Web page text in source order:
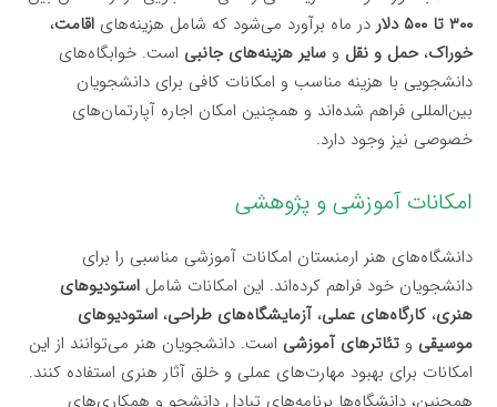
۳۰۰ تا ۵۰۰ دلار
در ماه برآورد می‌شود که شامل هزینه‌هایاقامت،
خوراک،حمل و نقل وسایر هزینه‌های جانبی است. خوابگاه‌های
دانشجویی با هزینه مناسب و امکانات کافی برای دانشجویان
بین‌المللی فراهم شده‌اند و همچنین امکان اجاره آپارتمان‌های
خصوصی نیز وجود دارد.
امکانات آموزشی و پژوهشی
دانشگاه‌های هنر ارمنستان امکانات آموزشی مناسبی را برای
دانشجویان خود فراهم کرده‌اند. این امکانات شاملاستودیوهای
هنری،کارگاه‌های عملی،آزمایشگاه‌های طراحی،استودیوهای
موسیقی وتئاترهای آموزشی است. دانشجویان هنر می‌توانند از این
امکانات برای بهبود مهارت‌های عملی و خلق آثار هنری استفاده کنند.
همچنین، دانشگاه‌ها برنامه‌های تبادل دانشجو و همکاری‌های